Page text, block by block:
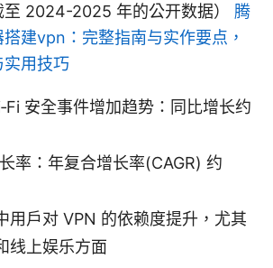
至 2024-2025 年的公开数据） 腾
建vpn：完整指南与实作要点，
实用技巧
安全事件增加趋势：同比增长约
率：年复合增长率(CAGR) 约
用户对 VPN 的依赖度提升，尤其
线上娱乐方面